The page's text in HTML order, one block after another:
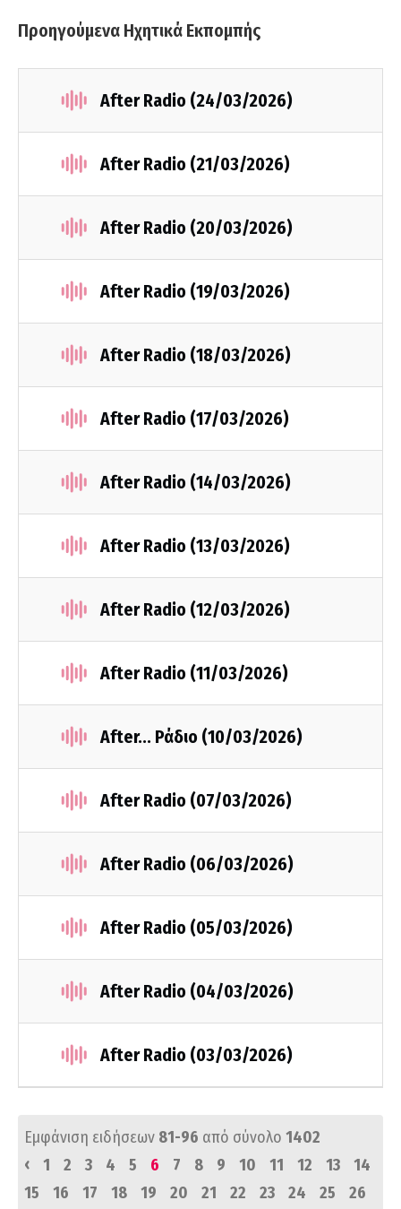
Προηγούμενα Ηχητικά Εκπομπής
After Radio (24/03/2026)
After Radio (21/03/2026)
After Radio (20/03/2026)
After Radio (19/03/2026)
After Radio (18/03/2026)
After Radio (17/03/2026)
After Radio (14/03/2026)
After Radio (13/03/2026)
After Radio (12/03/2026)
After Radio (11/03/2026)
After... Ράδιο (10/03/2026)
After Radio (07/03/2026)
After Radio (06/03/2026)
After Radio (05/03/2026)
After Radio (04/03/2026)
After Radio (03/03/2026)
Εμφάνιση ειδήσεων 81-96 από σύνολο 1402
‹
1 2 3 4 5 6 7 8 9 10 11 12 13
14
15
16 17 18 19 20 21 22 23 24 25
26